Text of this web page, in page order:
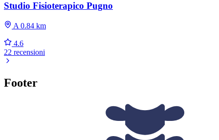
Studio Fisioterapico Pugno
A 0.84 km
4.6
22 recensioni
Footer